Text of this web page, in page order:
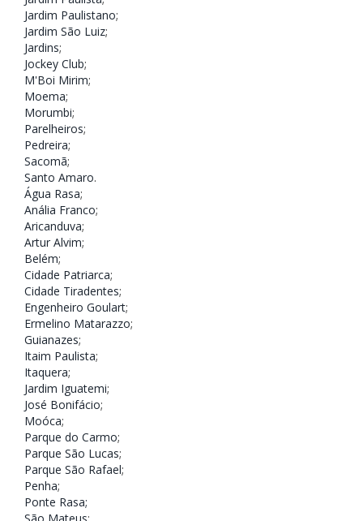
Jardim Paulistano;
Jardim São Luiz;
Jardins;
Jockey Club;
M'Boi Mirim;
Moema;
Morumbi;
Parelheiros;
Pedreira;
Sacomã;
Santo Amaro.
Água Rasa;
Anália Franco;
Aricanduva;
Artur Alvim;
Belém;
Cidade Patriarca;
Cidade Tiradentes;
Engenheiro Goulart;
Ermelino Matarazzo;
Guianazes;
Itaim Paulista;
Itaquera;
Jardim Iguatemi;
José Bonifácio;
Moóca;
Parque do Carmo;
Parque São Lucas;
Parque São Rafael;
Penha;
Ponte Rasa;